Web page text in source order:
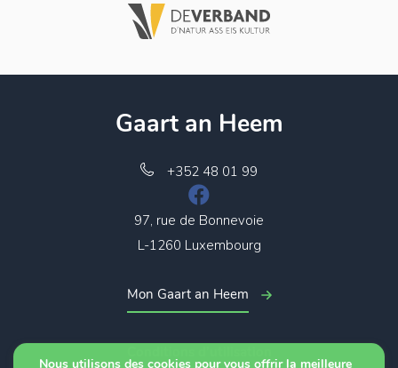
Gaart an Heem
+352 48 01 99
97, rue de Bonnevoie
L-1260 Luxembourg
Mon Gaart an Heem
Nous utilisons des cookies pour vous offrir la meilleure